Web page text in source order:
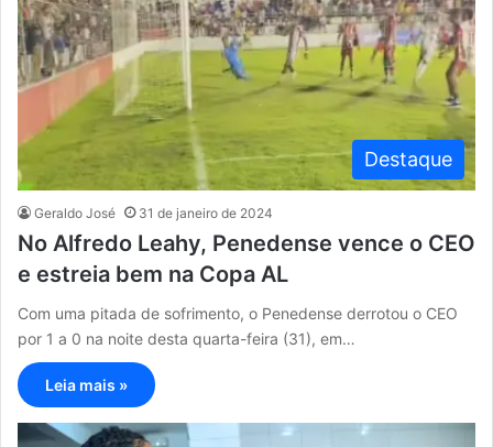
Destaque
Geraldo José 31 de janeiro de 2024
No Alfredo Leahy, Penedense vence o CEO
e estreia bem na Copa AL
Com uma pitada de sofrimento, o Penedense derrotou o CEO
por 1 a 0 na noite desta quarta-feira (31), em…
Leia mais »